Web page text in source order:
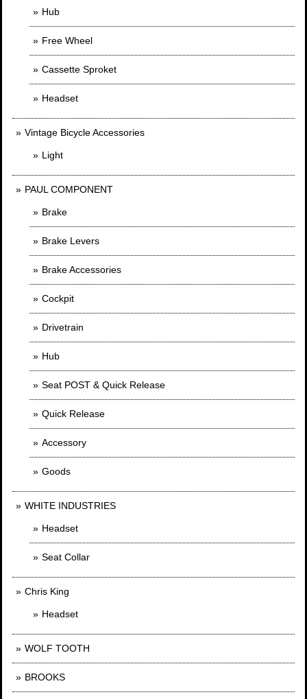
Hub
Free Wheel
Cassette Sproket
Headset
Vintage Bicycle Accessories
Light
PAUL COMPONENT
Brake
Brake Levers
Brake Accessories
Cockpit
Drivetrain
Hub
Seat POST & Quick Release
Quick Release
Accessory
Goods
WHITE INDUSTRIES
Headset
Seat Collar
Chris King
Headset
WOLF TOOTH
BROOKS